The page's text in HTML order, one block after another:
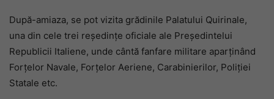
După-amiaza, se pot vizita grădinile Palatului Quirinale,
una din cele trei reședințe oficiale ale Președintelui
Republicii Italiene, unde cântă fanfare militare aparținând
Forțelor Navale, Forțelor Aeriene, Carabinierilor, Poliției
Statale etc.